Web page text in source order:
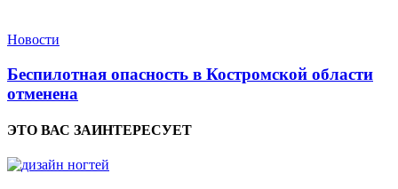
Новости
Беспилотная опасность в Костромской области
отменена
ЭТО ВАС ЗАИНТЕРЕСУЕТ